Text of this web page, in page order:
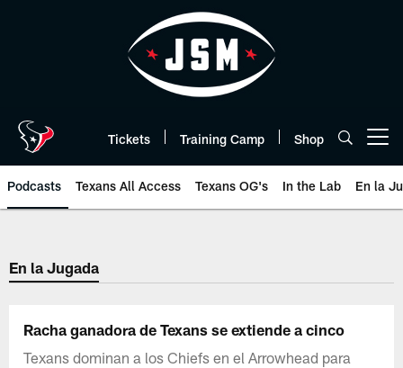
Tickets Training Camp Shop
Podcasts Texans All Access Texans OG's In the Lab En la
Texans Listen | Houston Texans
En la Jugada
Racha ganadora de Texans se extiende a cinco
Texans dominan a los Chiefs en el Arrowhead para